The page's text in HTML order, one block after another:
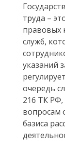
труда –
правовых
служб,
указаний
очередь
216 ТК
вопросам
базиса